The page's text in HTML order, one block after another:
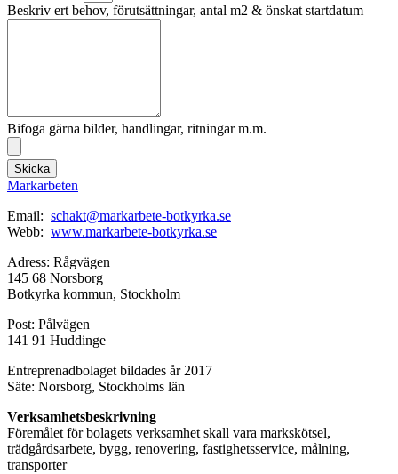
Beskriv ert behov, förutsättningar, antal m2 & önskat startdatum
Bifoga gärna bilder, handlingar, ritningar m.m.
Skicka
Markarbeten
Email: schakt@markarbete-botkyrka.se
Webb: www.markarbete-botkyrka.se
Adress: Rågvägen
145 68 Norsborg
Botkyrka kommun, Stockholm
Post: Pålvägen
141 91 Huddinge
Entreprenadbolaget bildades år 2017
Säte: Norsborg, Stockholms län
Verksamhetsbeskrivning
Föremålet för bolagets verksamhet skall vara markskötsel,
trädgårdsarbete, bygg, renovering, fastighetsservice, målning,
transporter